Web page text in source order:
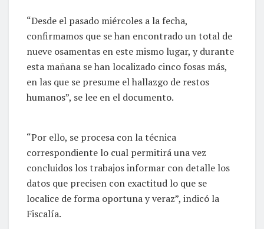
“Desde el pasado miércoles a la fecha,
confirmamos que se han encontrado un total de
nueve osamentas en este mismo lugar, y durante
esta mañana se han localizado cinco fosas más,
en las que se presume el hallazgo de restos
humanos”, se lee en el documento.
“Por ello, se procesa con la técnica
correspondiente lo cual permitirá una vez
concluidos los trabajos informar con detalle los
datos que precisen con exactitud lo que se
localice de forma oportuna y veraz”, indicó la
Fiscalía.